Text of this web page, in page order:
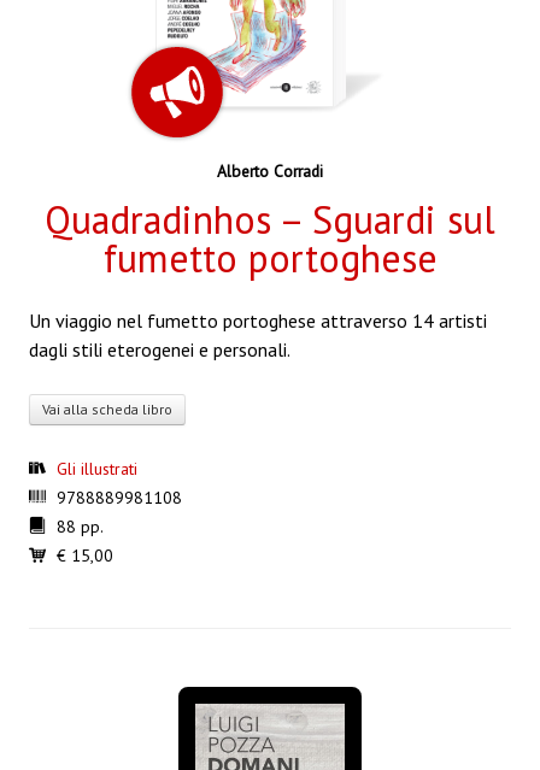
Alberto Corradi
Quadradinhos – Sguardi sul
fumetto portoghese
Un viaggio nel fumetto portoghese attraverso 14 artisti
dagli stili eterogenei e personali.
Vai alla scheda libro
Gli illustrati
9788889981108
88 pp.
€ 15,00